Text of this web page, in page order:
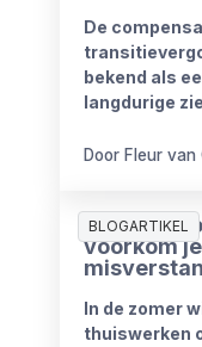
De
bekend als
langdurige
kabinet heeft
Door Fleur van
BLOGARTIKEL
voorkom
In de zomer
thuiswerken